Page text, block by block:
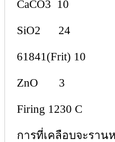
CaCO3 10
SiO2 24
61841(Frit) 10
ZnO 3
Firing 1230 C
การที่เคลือบจะราน